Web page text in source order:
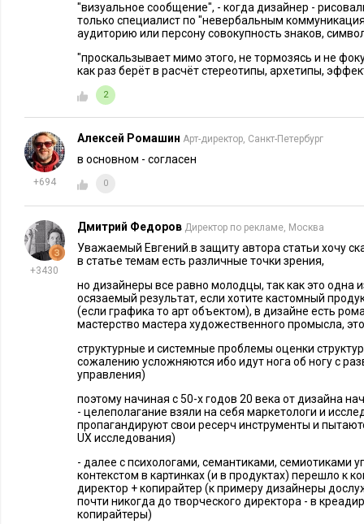
"визуальное сообщение", - когда дизайнер -
только специалист по "невербальным
аудиторию или персону совокупность знаков,
"проскальзывает мимо этого, не тормозясь и не
как раз берёт в расчёт стереотипы, архетипы,
2
+694
Алексей Ромашин Арт-директор, Санкт-Петербург
в основном - согласен
0
+3430
Дмитрий Федоров Директор по рекламе, Москва
Уважаемый Евгений.в защиту автора статьи хочу
в статье темам есть различные точки зрения,
но дизайнеры все равно молодцы, так как это одна
осязаемый результат, если хотите кастомный
(если графика то арт объектом), в дизайне есть
мастерство мастера художественного промысла,
структурные и системные проблемы оценки
сожалению усложняются ибо идут нога об ногу с
управления)
поэтому начиная с 50-х годов 20 века от дизайна
- целеполагание взяли на себя маркетологи и
пропагандируют свои ресерч инструменты и
UX исследования)
- далее с психологами, семантиками, семиотиками
контекстом в картинках (и в продуктах) перешло к
директор + копирайтер (к примеру дизайнеры
почти никогда до творческого директора - в
копирайтеры)